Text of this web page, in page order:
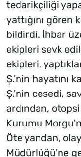
tedarikçiliği
yattığını gören
bildirdi. İhbar
ekipleri sevk
ekipleri,
Ş.'nin hayatını
Ş.'nin cesedi,
ardından,
Kurumu
Öte yandan,
Müdürlüğü'ne